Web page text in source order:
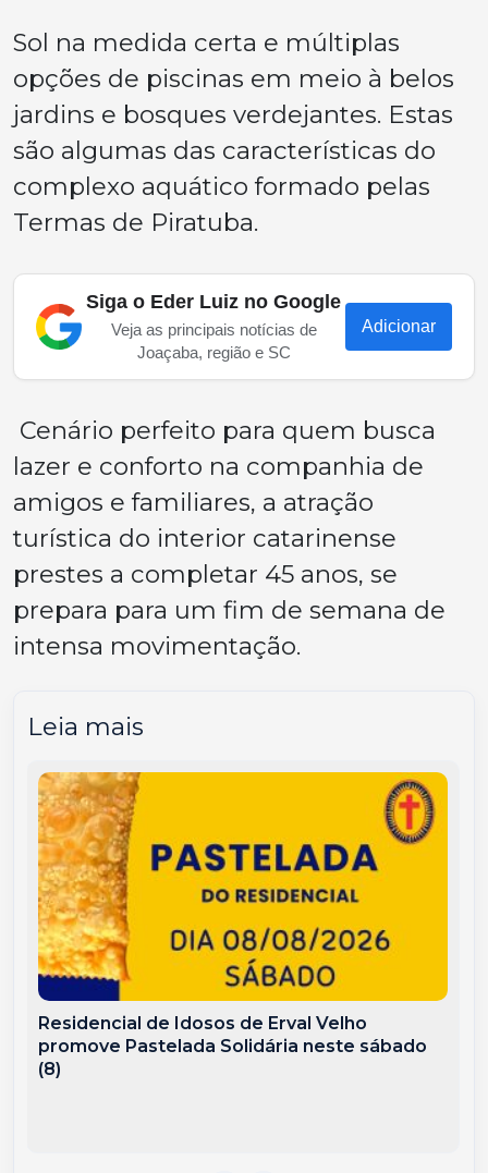
Sol na medida certa e múltiplas
opções de piscinas em meio à belos
jardins e bosques verdejantes. Estas
são algumas das características do
complexo aquático formado pelas
Termas de Piratuba.
Siga o Eder Luiz no Google
Veja as principais notícias de
Joaçaba, região e SC
Adicionar
Cenário perfeito para quem busca
lazer e conforto na companhia de
amigos e familiares, a atração
turística do interior catarinense
prestes a completar 45 anos, se
prepara para um fim de semana de
intensa movimentação.
Leia mais
Residencial de Idosos de Erval Velho
promove Pastelada Solidária neste sábado
(8)